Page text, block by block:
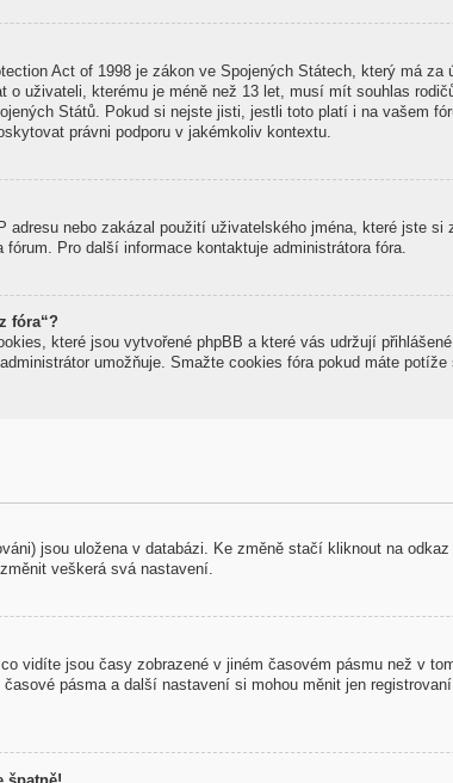
Act of 1998 je zákon ve Spojených Státech, který má
uživateli, kterému je méně než 13 let, musí mít souhlas
Států. Pokud si nejste jisti, jestli toto platí i na vašem
právni podporu v jakémkoliv kontextu.
nebo zakázal použití uživatelského jména, které jste si
Pro další informace kontaktuje administrátora fóra.
fóra“?
které jsou vytvořené phpBB a které vás udržují
umožňuje. Smažte cookies fóra pokud máte potíže
jsou uložena v databázi. Ke změně stačí kliknout na odkaz
veškerá svá nastavení.
vidíte jsou časy zobrazené v jiném časovém pásmu než v
pásma a další nastavení si mohou měnit jen